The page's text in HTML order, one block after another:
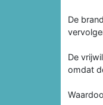
De
De
omdat